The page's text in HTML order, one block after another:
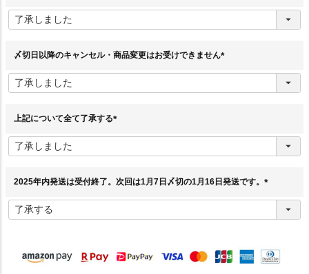
須
〆切日以降のキャンセル・商品変更はお受けできません
須
上記について全て了承する
須
2025年内発送は受付終了。次回は1月7日〆切の1月16日発送です。
須